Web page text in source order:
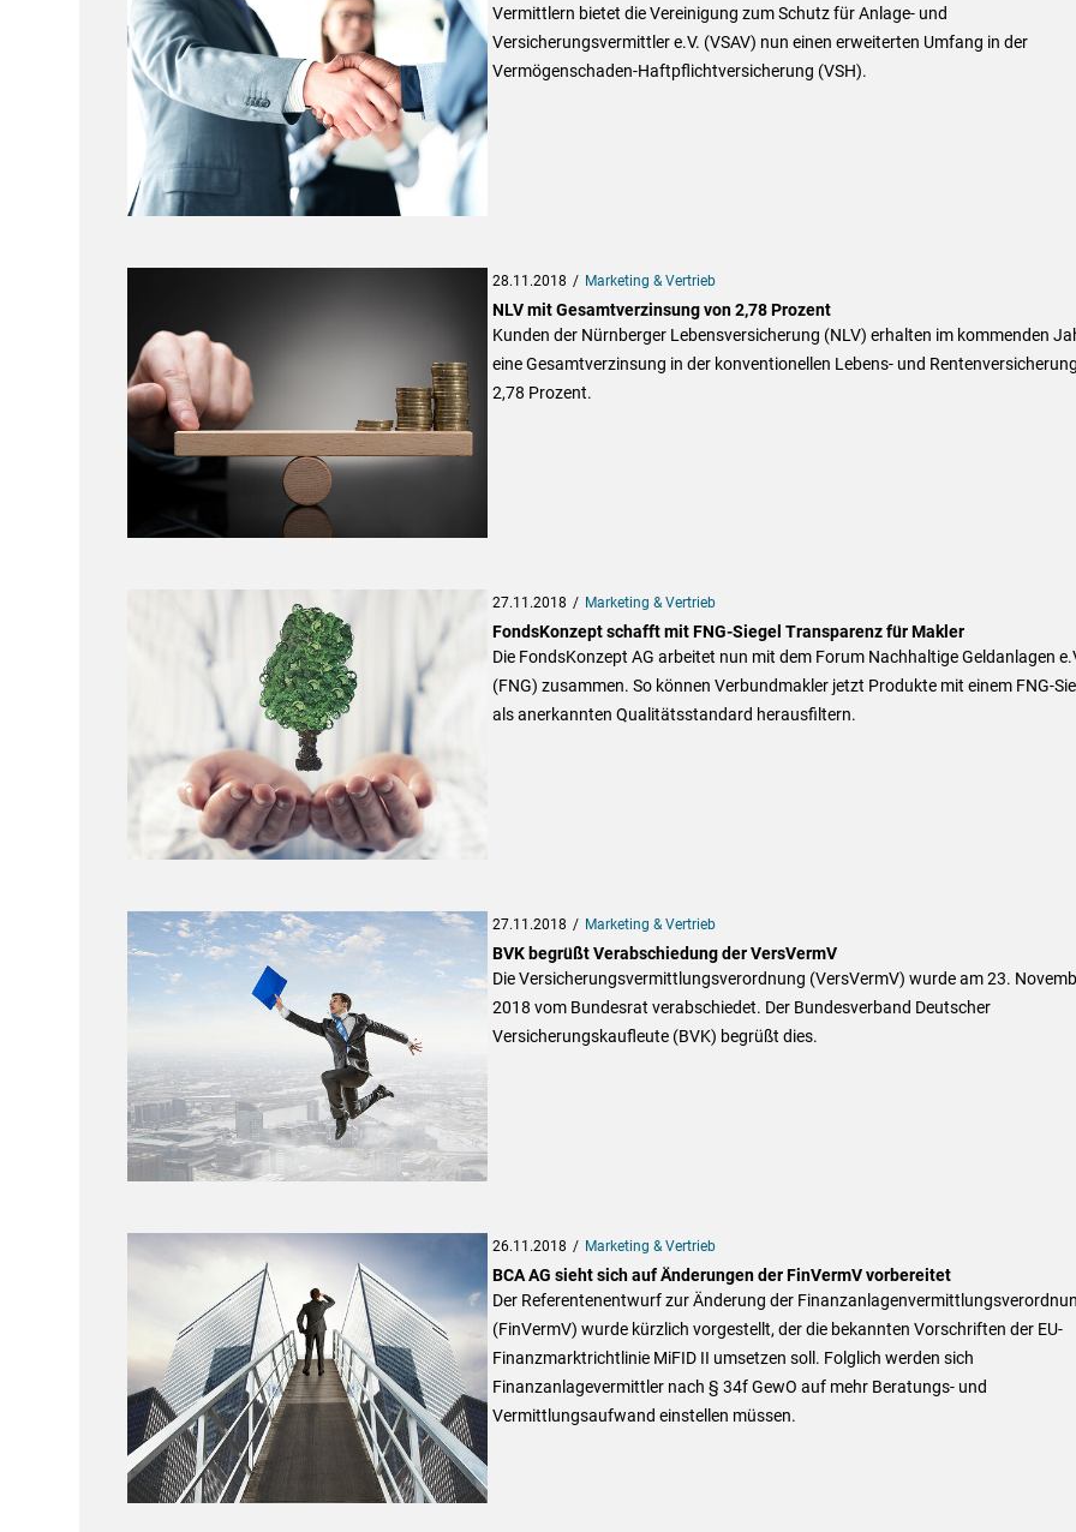
Vermittlern bietet die Vereinigung zum Schutz für Anlage- und
Versicherungsvermittler e.V. (VSAV) nun einen erweiterten Umfang in der
Vermögenschaden-Haftpflichtversicherung (VSH).
28.11.2018 Marketing & Vertrieb
NLV mit Gesamtverzinsung von 2,78 Prozent
Kunden der Nürnberger Lebensversicherung (NLV) erhalten im kommenden
eine Gesamtverzinsung in der konventionellen Lebens- und
2,78 Prozent.
27.11.2018 Marketing & Vertrieb
FondsKonzept schafft mit FNG-Siegel Transparenz für Makler
Die FondsKonzept AG arbeitet nun mit dem Forum Nachhaltige Geldanlagen
(FNG) zusammen. So können Verbundmakler jetzt Produkte mit einem FNG-
als anerkannten Qualitätsstandard herausfiltern.
27.11.2018 Marketing & Vertrieb
BVK begrüßt Verabschiedung der VersVermV
Die Versicherungsvermittlungsverordnung (VersVermV) wurde am 23.
2018 vom Bundesrat verabschiedet. Der Bundesverband Deutscher
Versicherungskaufleute (BVK) begrüßt dies.
26.11.2018 Marketing & Vertrieb
BCA AG sieht sich auf Änderungen der FinVermV vorbereitet
Der Referentenentwurf zur Änderung der
(FinVermV) wurde kürzlich vorgestellt, der die bekannten Vorschriften der EU-
Finanzmarktrichtlinie MiFID II umsetzen soll. Folglich werden sich
Finanzanlagevermittler nach § 34f GewO auf mehr Beratungs- und
Vermittlungsaufwand einstellen müssen.